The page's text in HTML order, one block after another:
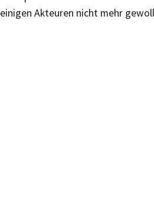
einigen Akteuren nicht mehr